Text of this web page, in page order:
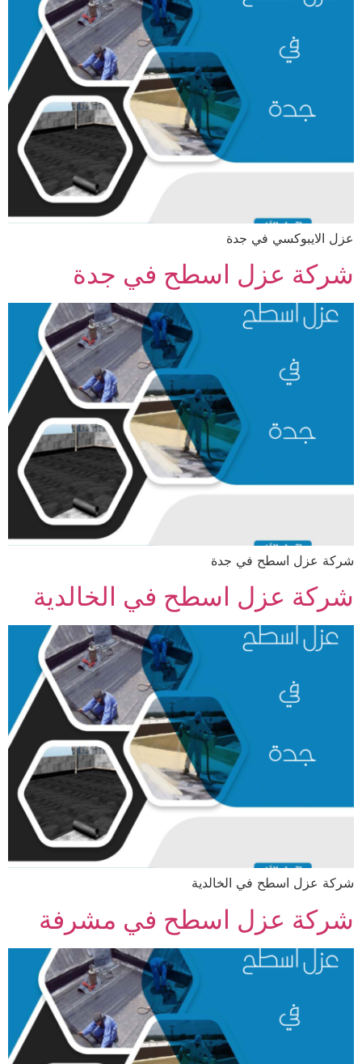
عزل الايبوكسي في جدة
شركة عزل اسطح في جدة
شركة عزل اسطح في جدة
شركة عزل اسطح في الخالدية
شركة عزل اسطح في الخالدية
شركة عزل اسطح في مشرفة